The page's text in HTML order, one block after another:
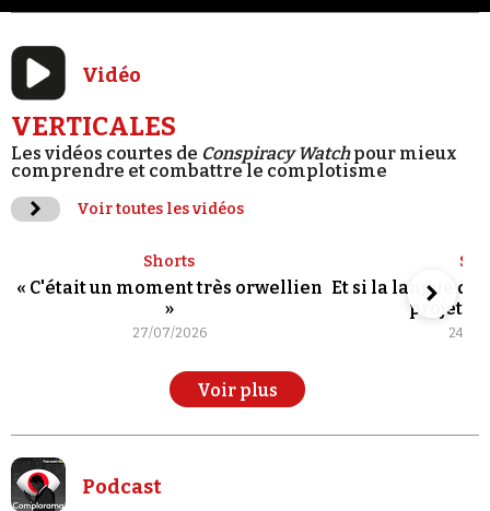
Vidéo
VERTICALES
Les vidéos courtes de Conspiracy Watchpour mieux
comprendre et combattre le complotisme
Voir toutes les vidéos
Shorts
« C'était un moment très orwellien
»
27/07/2026
Et si la langue de
projet
24/
Voir plus
Podcast